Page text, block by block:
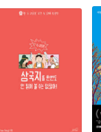
력의 크기와 씁쓸한
금성의 권력 또한 추
명을 낳은 황하는 지
대양 사이의 또 다른